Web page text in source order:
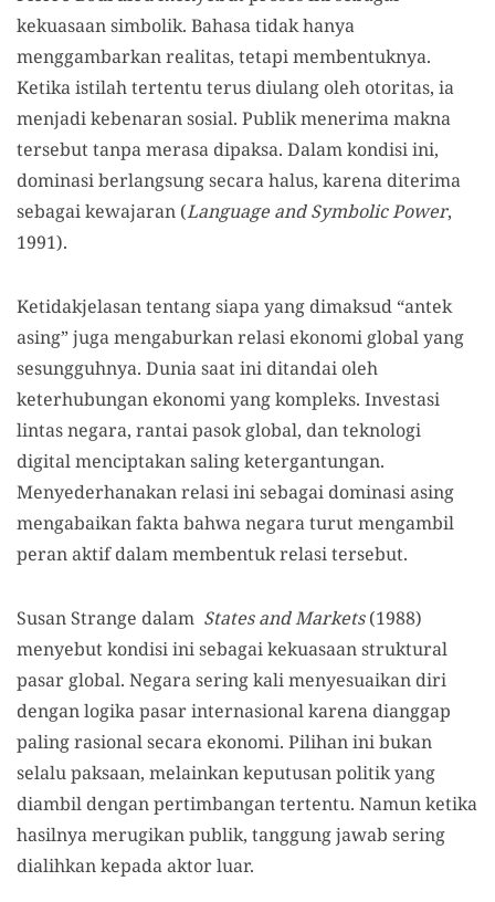
kekuasaan simbolik. Bahasa tidak hanya
menggambarkan realitas, tetapi membentuknya.
Ketika istilah tertentu terus diulang oleh otoritas, ia
menjadi kebenaran sosial. Publik menerima makna
tersebut tanpa merasa dipaksa. Dalam kondisi ini,
dominasi berlangsung secara halus, karena diterima
sebagai kewajaran (Language and Symbolic Power,
1991).
Ketidakjelasan tentang siapa yang dimaksud “antek
asing” juga mengaburkan relasi ekonomi global yang
sesungguhnya. Dunia saat ini ditandai oleh
keterhubungan ekonomi yang kompleks. Investasi
lintas negara, rantai pasok global, dan teknologi
digital menciptakan saling ketergantungan.
Menyederhanakan relasi ini sebagai dominasi asing
mengabaikan fakta bahwa negara turut mengambil
peran aktif dalam membentuk relasi tersebut.
Susan Strange dalam States and Markets(1988)
menyebut kondisi ini sebagai kekuasaan struktural
pasar global. Negara sering kali menyesuaikan diri
dengan logika pasar internasional karena dianggap
paling rasional secara ekonomi. Pilihan ini bukan
selalu paksaan, melainkan keputusan politik yang
diambil dengan pertimbangan tertentu. Namun ketika
hasilnya merugikan publik, tanggung jawab sering
dialihkan kepada aktor luar.